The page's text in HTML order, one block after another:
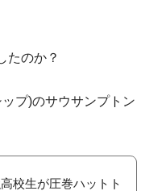
たのか？
プ)のサウサンプトン
校生が圧巻ハットト